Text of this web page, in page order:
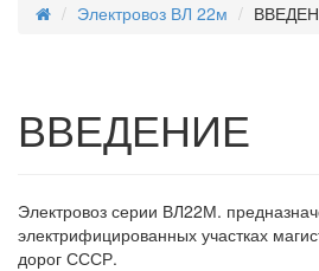
Электровоз ВЛ 22м
ВВЕДЕНИЕ
Электровоз серии ВЛ22М.
электрифицированных участках
дорог СССР.